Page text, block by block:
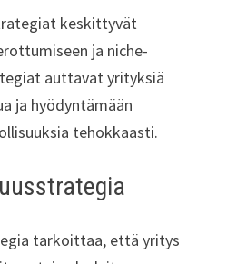
keskittyvät
ja niche-
auttavat yrityksiä
ja hyödyntämään
tehokkaasti.
tarkoittaa, että yritys